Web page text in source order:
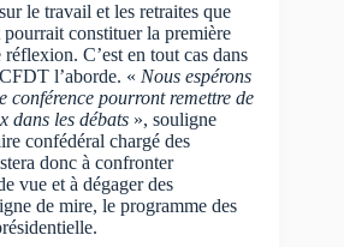
le travail et les retraites que
constituer la première
C’est en tout cas dans
l’aborde. « Nous espérons
conférence pourront remettre de
dans les débats », souligne
confédéral chargé des
donc à confronter
vue et à dégager des
de mire, le programme des